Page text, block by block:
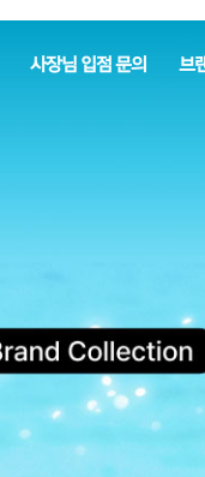
사장님 입점 문의 브